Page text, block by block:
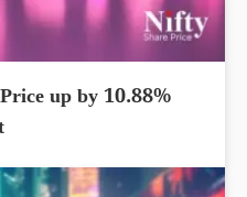
up by 10.88%